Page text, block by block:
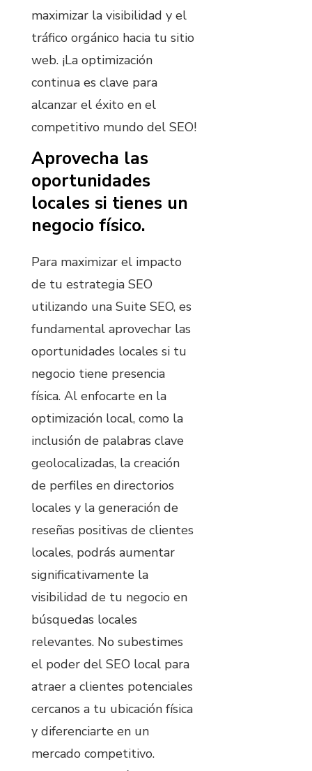
maximizar la visibilidad y el
tráfico orgánico hacia tu sitio
web. ¡La optimización
continua es clave para
alcanzar el éxito en el
competitivo mundo del SEO!
Aprovecha las
oportunidades
locales si tienes un
negocio físico.
Para maximizar el impacto
de tu estrategia SEO
utilizando una Suite SEO, es
fundamental aprovechar las
oportunidades locales si tu
negocio tiene presencia
física. Al enfocarte en la
optimización local, como la
inclusión de palabras clave
geolocalizadas, la creación
de perfiles en directorios
locales y la generación de
reseñas positivas de clientes
locales, podrás aumentar
significativamente la
visibilidad de tu negocio en
búsquedas locales
relevantes. No subestimes
el poder del SEO local para
atraer a clientes potenciales
cercanos a tu ubicación física
y diferenciarte en un
mercado competitivo.